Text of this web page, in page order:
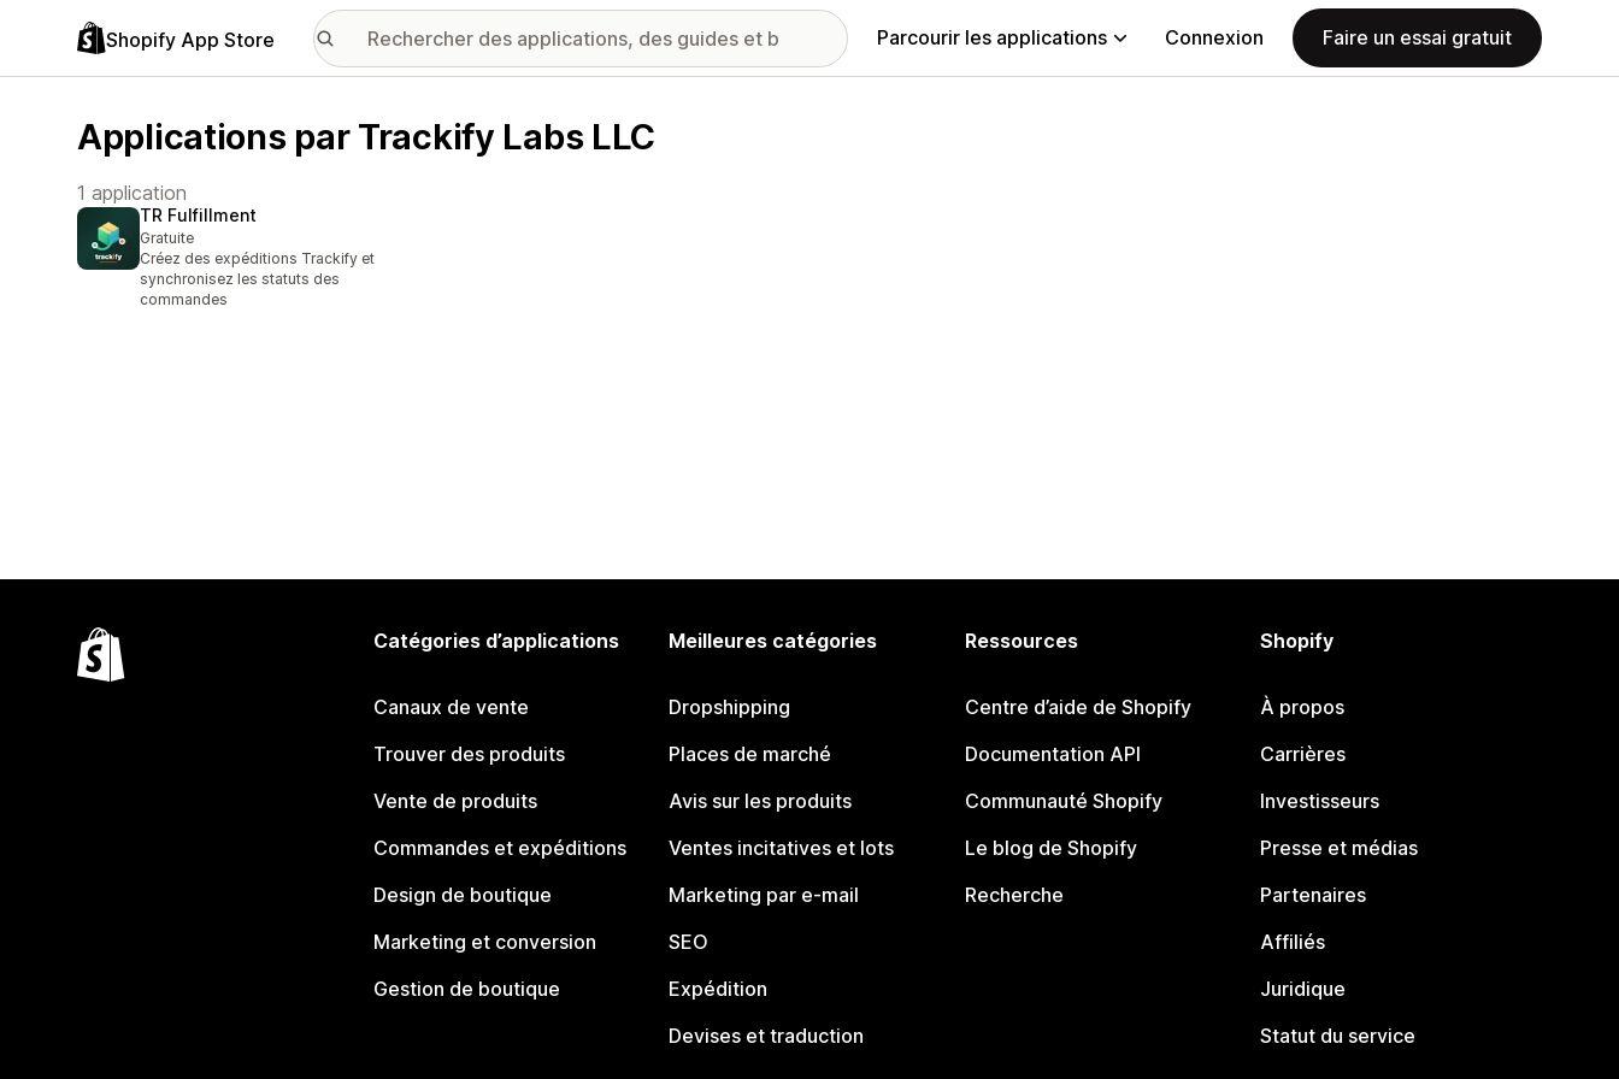
Shopify App Store Parcourir les applications Connexion Faire un essai gratuit
Applications par Trackify Labs LLC
1 application
TR Fulfillment
Gratuite
Créez des expéditions Trackify et
synchronisez les statuts des
commandes
Catégories d’applications
Canaux de vente
Trouver des produits
Vente de produits
Commandes et expéditions
Design de boutique
Marketing et conversion
Gestion de boutique
Meilleures catégories
Dropshipping
Places de marché
Avis sur les produits
Ventes incitatives et lots
Marketing par e-mail
SEO
Expédition
Devises et traduction
Ressources
Centre d’aide de Shopify
Documentation API
Communauté Shopify
Le blog de Shopify
Recherche
Shopify
À propos
Carrières
Investisseurs
Presse et médias
Partenaires
Affiliés
Juridique
Statut du service